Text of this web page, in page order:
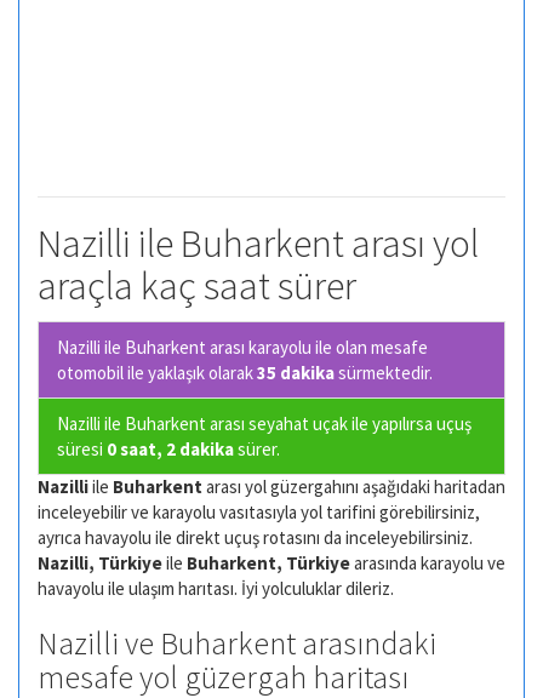
Nazilli ile Buharkent arası yol
araçla kaç saat sürer
Nazilli ile Buharkent arası karayolu ile olan mesafe
otomobil ile yaklaşık olarak35 dakikasürmektedir.
Nazilli ile Buharkent arası seyahat uçak ile yapılırsa uçuş
süresi 0 saat, 2 dakikasürer.
Nazilliile Buharkent arası yol güzergahını aşağıdaki haritadan
inceleyebilir ve karayolu vasıtasıyla yol tarifini görebilirsiniz,
ayrıca havayolu ile direkt uçuş rotasını da inceleyebilirsiniz.
Nazilli, Türkiyeile Buharkent, Türkiyearasında karayolu ve
havayolu ile ulaşım harıtası. İyi yolculuklar dileriz.
Nazilli ve Buharkent arasındaki
mesafe yol güzergah haritası